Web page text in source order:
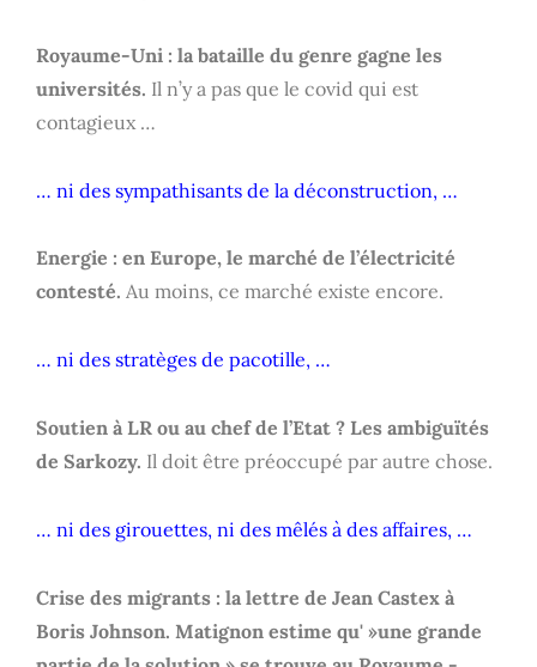
Royaume-Uni : la bataille du genre gagne les
universités. Il n’y a pas que le covid qui est
contagieux …
… ni des sympathisants de la déconstruction, …
Energie : en Europe, le marché de l’électricité
contesté. Au moins, ce marché existe encore.
… ni des stratèges de pacotille, …
Soutien à LR ou au chef de l’Etat ? Les ambiguïtés
de Sarkozy. Il doit être préoccupé par autre chose.
… ni des girouettes, ni des mêlés à des affaires, …
Crise des migrants : la lettre de Jean Castex à
Boris Johnson. Matignon estime qu' »une grande